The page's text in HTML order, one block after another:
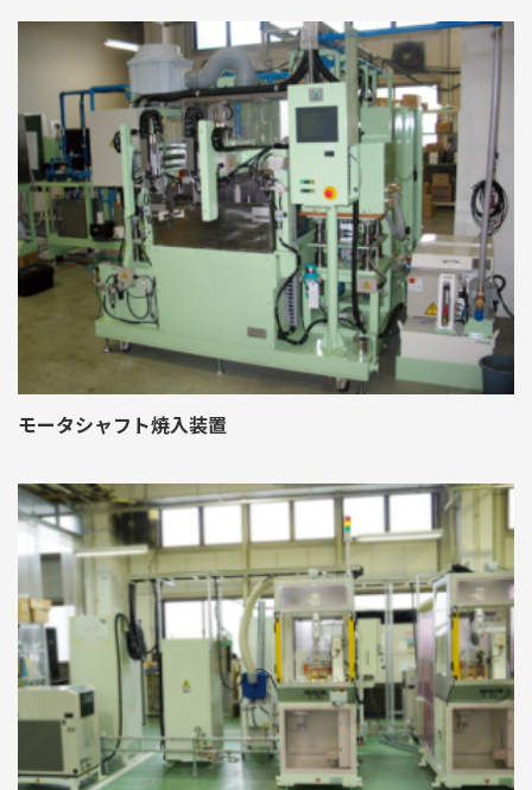
モータシャフト焼入装置